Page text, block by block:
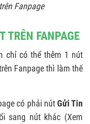
Fanpage
TRÊN FANPAGE
chỉ có thể thêm 1 nút
Fanpage thì làm thế
có phải nútGửi Tin
sang nút khác (Xem